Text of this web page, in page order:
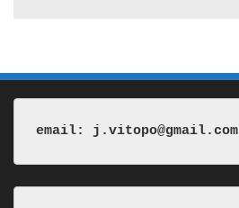
email: j.vitopo@gmail.com